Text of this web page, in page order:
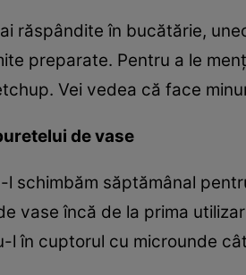
răspândite în bucătărie,
preparate. Pentru a le
Vei vedea că face
de vase
l schimbăm săptămânal
vase încă de la prima
l în cuptorul cu microunde